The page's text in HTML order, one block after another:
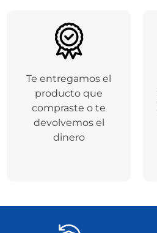
Te entregamos el
producto que
compraste o te
devolvemos el
dinero